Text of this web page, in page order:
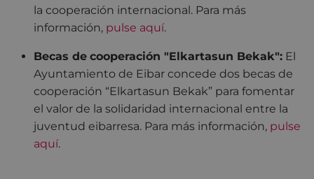
la cooperación internacional. Para más
información, pulse aquí.
Becas de cooperación "Elkartasun Bekak": El
Ayuntamiento de Eibar concede dos becas de
cooperación “Elkartasun Bekak” para fomentar
el valor de la solidaridad internacional entre la
juventud eibarresa. Para más información, pulse
aquí.